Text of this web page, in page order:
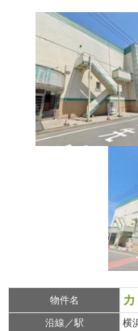
物件名
沿線／駅
横